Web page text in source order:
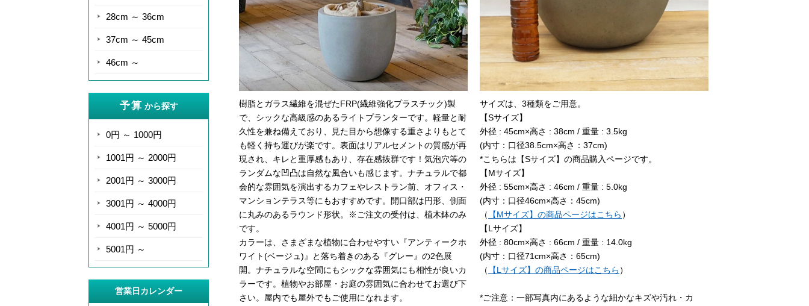
28cm ～ 36cm
37cm ～ 45cm
46cm ～
予算 から探す
0円 ～ 1000円
1001円 ～ 2000円
2001円 ～ 3000円
3001円 ～ 4000円
4001円 ～ 5000円
5001円 ～
営業日カレンダー
樹脂とガラス繊維を混ぜたFRP(繊維強化プラスチック)製
で、シックな高級感のあるライトプランターです。軽量と耐
久性を兼ね備えており、見た目から想像する重さよりもとて
も軽く持ち運びが楽です。表面はリアルセメントの質感が再
現され、キレと重厚感もあり、存在感抜群です！気泡穴等の
ランダムな凹凸は自然な風合いも感じます。ナチュラルで都
会的な雰囲気を演出するカフェやレストラン前、オフィス・
マンションテラス等にもおすすめです。開口部は円形、側面
に丸みのあるラウンド形状。※ご注文の受付は、植木鉢のみ
です。
カラーは、さまざまな植物に合わせやすい『アンティークホ
ワイト(ベージュ)』と落ち着きのある『グレー』の2色展
開。ナチュラルな空間にもシックな雰囲気にも相性が良いカ
ラーです。植物やお部屋・お庭の雰囲気に合わせてお選び下
さい。屋内でも屋外でもご使用になれます。
サイズは、3種類をご用意。
【Sサイズ】
外径 : 45cm×高さ : 38cm / 重量 : 3.5kg
(内寸：口径38.5cm×高さ：37cm)
*こちらは【Sサイズ】の商品購入ページです。
【Mサイズ】
外径 : 55cm×高さ : 46cm / 重量 : 5.0kg
(内寸：口径46cm×高さ：45cm)
（
【Mサイズ】の商品ページはこちら ）
【Lサイズ】
外径 : 80cm×高さ : 66cm / 重量 : 14.0kg
(内寸：口径71cm×高さ：65cm)
（
【Lサイズ】の商品ページはこちら ）
*ご注意：一部写真内にあるような細かなキズや汚れ・カ